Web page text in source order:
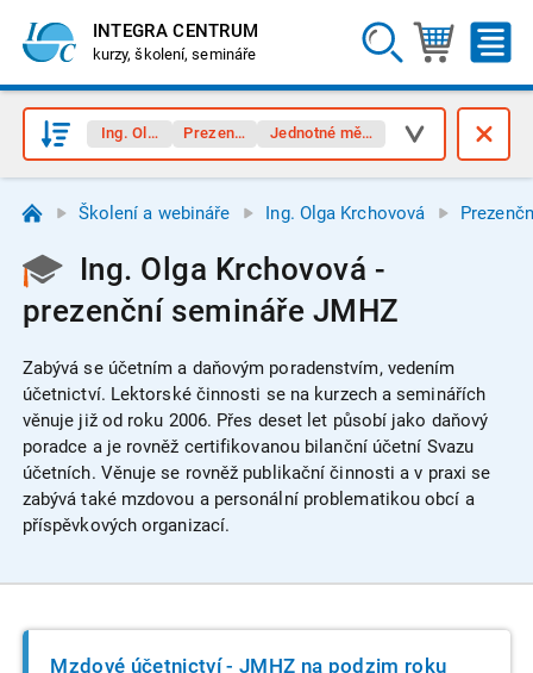
INTEGRA CENTRUM
kurzy, školení, semináře
Ing. Olga KrchovováPrezenční seminářeJednotné měsíční hlášení (JMHZ)
Školení a webináře Ing. Olga Krchovová
Ing. Olga Krchovová -
prezenční semináře JMHZ
Zabývá se účetním a daňovým poradenstvím, vedením
účetnictví. Lektorské činnosti se na kurzech a seminářích
věnuje již od roku 2006. Přes deset let působí jako daňový
poradce a je rovněž certifikovanou bilanční účetní Svazu
účetních. Věnuje se rovněž publikační činnosti a v praxi se
zabývá také mzdovou a personální problematikou obcí a
příspěvkových organizací.
Mzdové účetnictví - JMHZ na podzim roku